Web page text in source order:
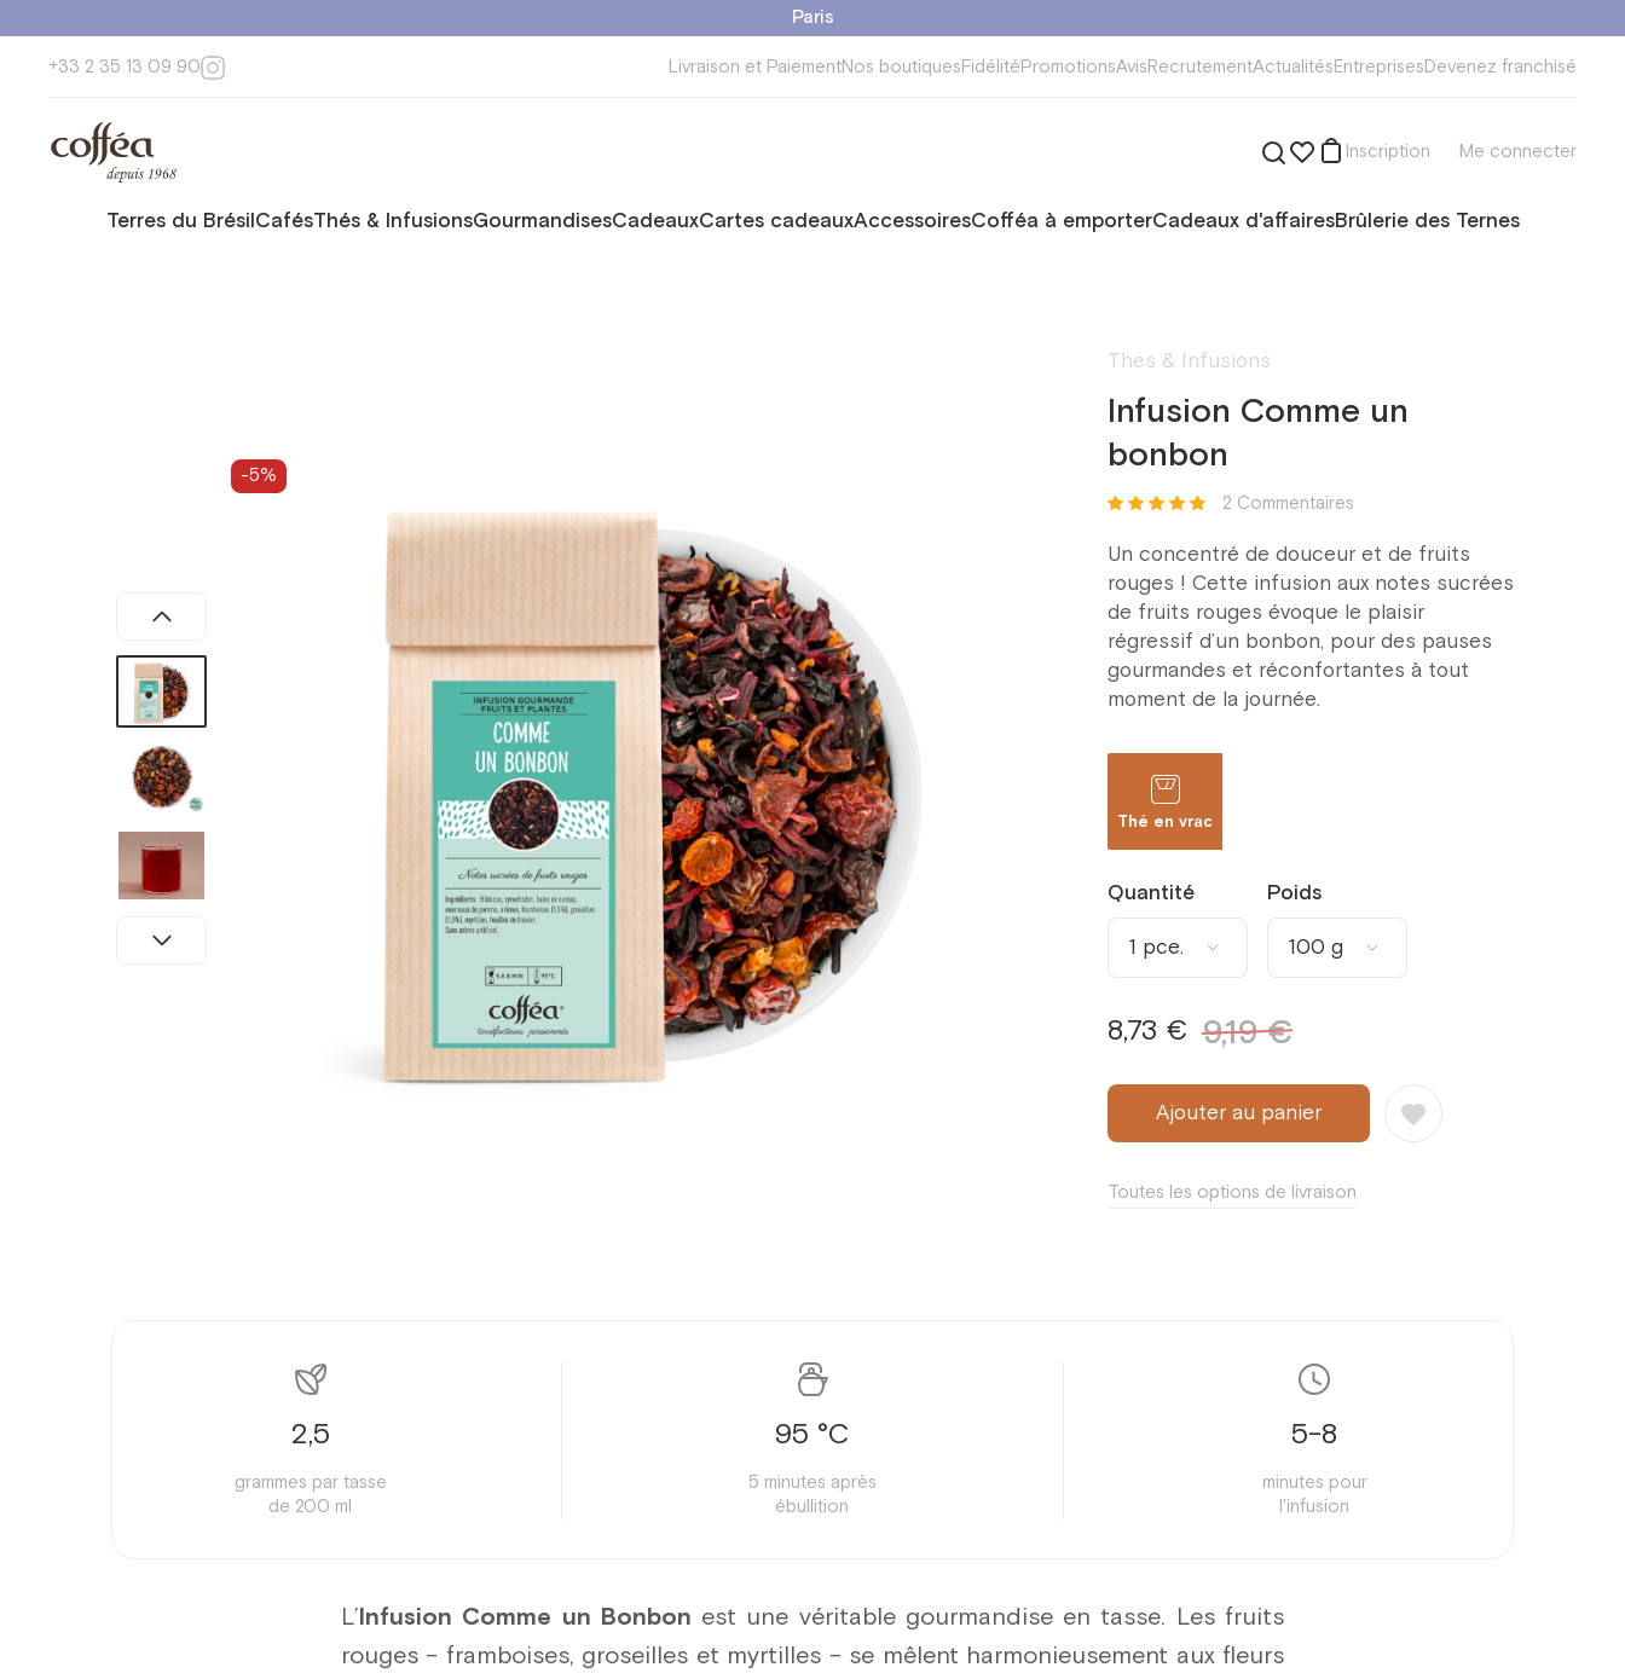
Paris
+33 2 35 13 09 90 Livraison et PaiementNos boutiquesFidélitéPromotionsAvisRecrutementActualitésEntreprisesDevenez franchisé
Inscription Me connecter
Terres du BrésilCafésThés & InfusionsGourmandisesCadeauxCartes cadeauxAccessoiresCofféa à emporterCadeaux d'affairesBrûlerie des Ternes
-5%
Thes & Infusions
Infusion Comme un
bonbon
2 Commentaires
Un concentré de douceur et de fruits
rouges ! Cette infusion aux notes sucrées
de fruits rouges évoque le plaisir
régressif d’un bonbon, pour des pauses
gourmandes et réconfortantes à tout
moment de la journée.
Thé en vrac
Quantité
1 pce.
Poids
100 g
70 g
150 g
8,73 € 9,19 €
Ajouter au panier
Toutes les options de livraison
2,5
grammes par tasse
de 200 ml
95 °C
5 minutes après
ébullition
5-8
minutes pour
l'infusion
L’Infusion Comme un Bonbon est une véritable gourmandise en tasse. Les fruits
rouges – framboises, groseilles et myrtilles – se mêlent harmonieusement aux fleurs